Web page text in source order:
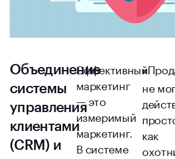
Объединение
системы
управления
клиентами
(CRM) и
Эффективный
маркетинг
— это
измеримый
маркетинг.
В системе
«
не
как